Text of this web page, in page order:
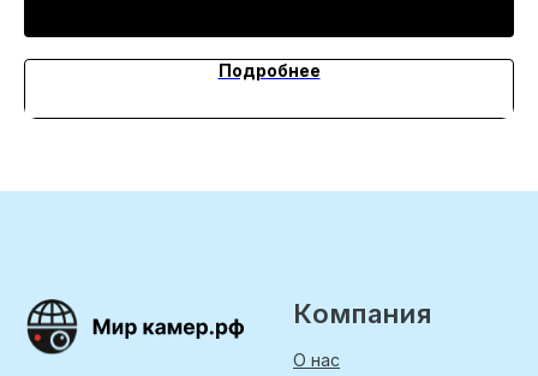
Подробнее
Компания
О нас